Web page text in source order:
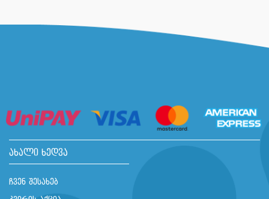
ახალი ხედვა
ჩვენ შესახებ